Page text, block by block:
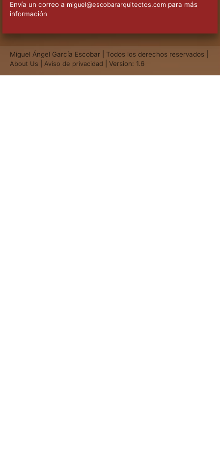
Envía un correo a miguel@escobararquitectos.com para más
información
Miguel Ángel García Escobar | Todos los derechos reservados |
About Us Aviso de privacidad | Version: 1.6